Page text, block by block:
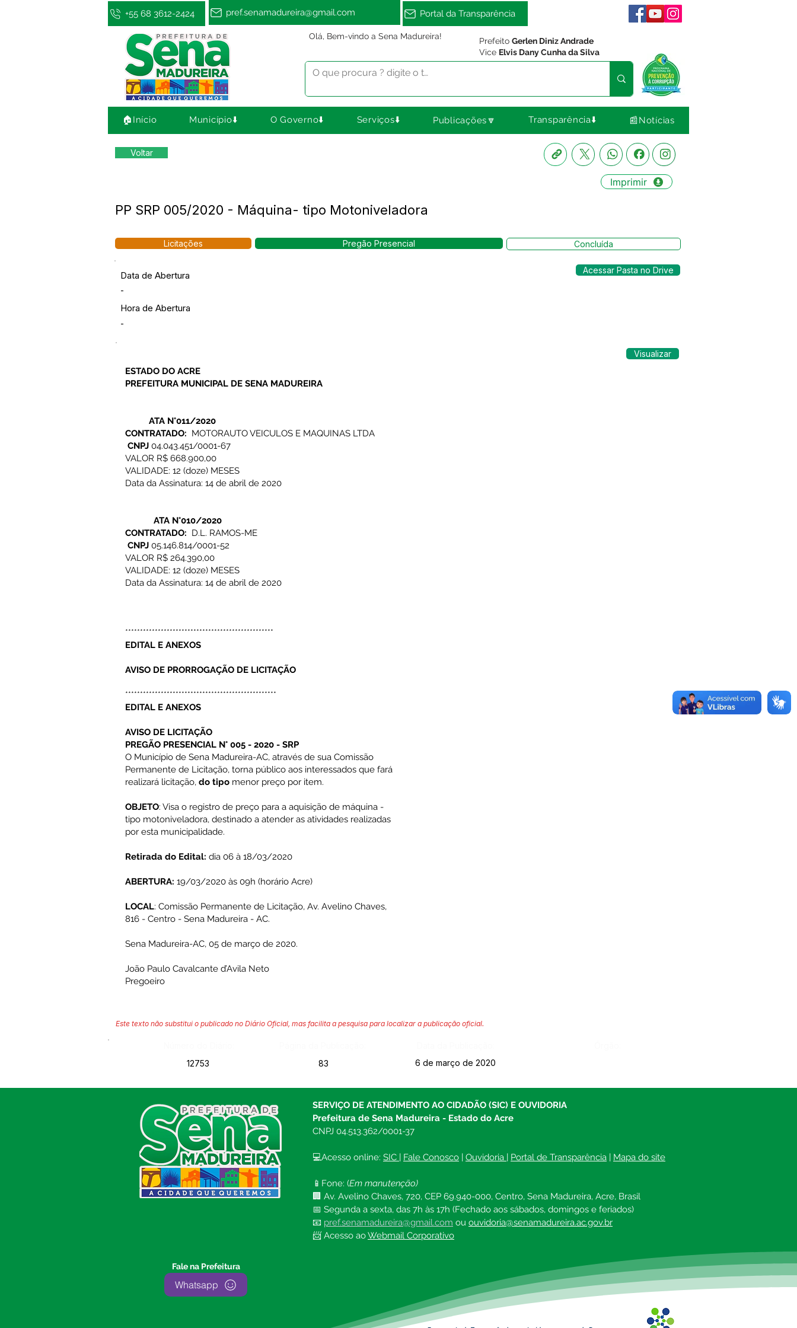
+55 68 3612-2424 pref.senamadureira@gmail.com Portal da Transparência
Olá, Bem-vindo a Sena Madureira! Prefeito Gerlen Diniz Andrade
Vice Elvis Dany Cunha da Silva
🏠Início Município⬇️ O Governo⬇️ Serviços⬇️ Publicações🔽 Transparência⬇️ 📰Notícias
Voltar
Imprimir
PP SRP 005/2020 - Máquina- tipo Motoniveladora
Licitações Pregão Presencial Concluída
Data de Abertura
-
Hora de Abertura
-
Acessar Pasta no Drive
Visualizar
ESTADO DO ACRE
PREFEITURA MUNICIPAL DE SENA MADUREIRA
ATA N°011/2020
CONTRATADO: MOTORAUTO VEICULOS E MAQUINAS LTDA
CNPJ 04.043.451/0001-67
VALOR R$ 668.900,00
VALIDADE: 12 (doze) MESES
Data da Assinatura: 14 de abril de 2020
ATA N°010/2020
CONTRATADO: D.L. RAMOS-ME
CNPJ 05.146.814/0001-52
VALOR R$ 264.390,00
VALIDADE: 12 (doze) MESES
Data da Assinatura: 14 de abril de 2020
**************************************************
EDITAL E ANEXOS
AVISO DE PRORROGAÇÃO DE LICITAÇÃO
***************************************************
EDITAL E ANEXOS
AVISO DE LICITAÇÃO
PREGÃO PRESENCIAL N° 005 - 2020 - SRP
O Município de Sena Madureira-AC, através de sua Comissão
Permanente de Licitação, torna público aos interessados que fará
realizará licitação, do tipo menor preço por item.
OBJETO: Visa o registro de preço para a aquisição de máquina -
tipo motoniveladora, destinado a atender as atividades realizadas
por esta municipalidade.
Retirada do Edital: dia 06 à 18/03/2020
ABERTURA: 19/03/2020 às 09h (horário Acre)
LOCAL: Comissão Permanente de Licitação, Av. Avelino Chaves,
816 - Centro - Sena Madureira - AC.
Sena Madureira-AC, 05 de março de 2020.
João Paulo Cavalcante d’Avila Neto
Pregoeiro
Este texto não substitui o publicado no Diário Oficial, mas facilita a pesquisa para localizar a publicação oficial.
12753
83 6 de março de 2020
CIDADÃO (SIC) E OUVIDORIA
Prefeitura de Sena Madureira
CNPJ 04.513.362/0001-37
Av. Avelino Chaves, n° 720, 69940-
Sena Madureira, Acre, Brasil
Fone: +55 (68) 9927-0502
SERVIÇO DE ATENDIMENTO AO CIDADÃO (SIC) E OUVIDORIA
Prefeitura de Sena Madureira - Estado do Acre
CNPJ 04.513.362/0001-37
💻Acesso online: SIC | Fale Conosco | Ouvidoria | Portal de Transparência | Mapa do site
📱Fone: (Em manutenção)
🏢 Av. Avelino Chaves, 720, CEP 69.940-000, Centro, Sena Madureira, Acre, Brasil
📅 Segunda a sexta, das 7h às 17h (Fechado aos sábados, domingos e feriados)
📧 pref.senamadureira@gmail.com ou ouvidoria@senamadureira.ac.gov.br
📨 Acesso ao Webmail Corporativo
Fale na Prefeitura
Whatsapp